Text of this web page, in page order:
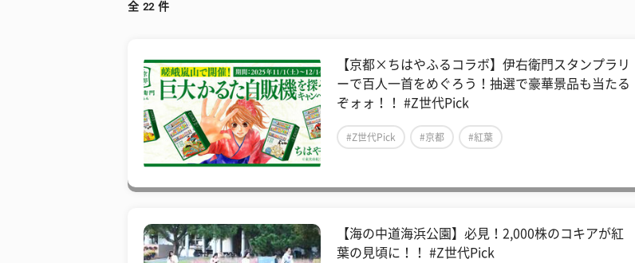
全 22 件
【京都×ちはやふるコラボ】伊右衛門スタンプラリ
ーで百人一首をめぐろう！抽選で豪華景品も当たる
ぞォォ！！ #Z世代Pick
#Z世代Pick #京都 #紅葉
【海の中道海浜公園】必見！2,000株のコキアが紅
葉の見頃に！！ #Z世代Pick